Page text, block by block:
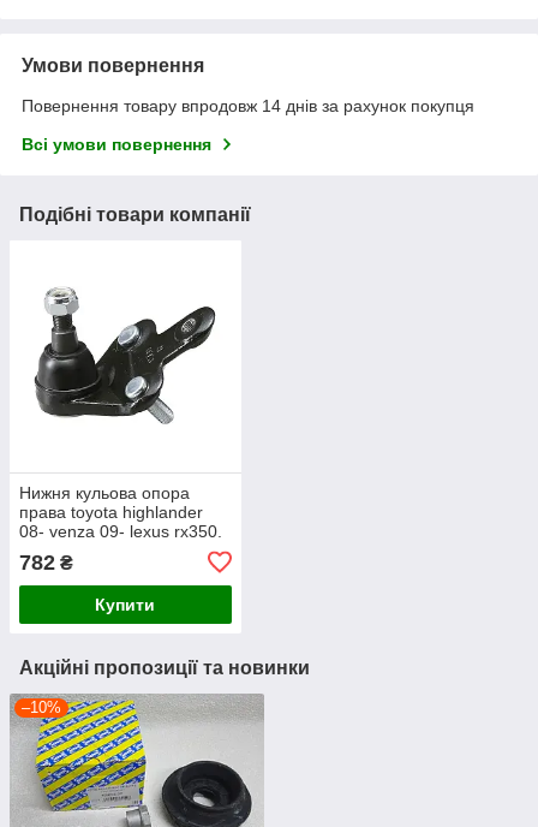
Умови повернення
Повернення товару впродовж 14 днів за рахунок покупця
Всі умови повернення
Подібні товари компанії
Нижня кульова опора
права toyota highlander
08- venza 09- lexus rx350.
782 ₴
Купити
Акційні пропозиції та новинки
–10%